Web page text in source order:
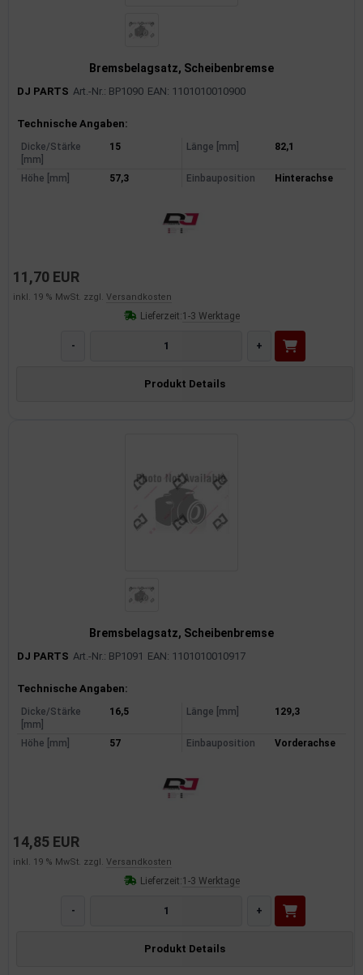
Bremsbelagsatz, Scheibenbremse
DJ PARTS Art.-Nr.: BP1090 EAN: 1101010010900
Produktinformationen
Technische Angaben:
Dicke/Stärke
[mm]
15 Länge [mm] 82,1
Höhe [mm] 57,3 Einbauposition Hinterachse
11,70 EUR
inkl. 19 % MwSt. zzgl. Versandkosten
Lieferzeit:1-3 Werktage
- +
Produkt Details
Bremsbelagsatz, Scheibenbremse
DJ PARTS Art.-Nr.: BP1091 EAN: 1101010010917
Produktinformationen
Technische Angaben:
Dicke/Stärke
[mm]
16,5 Länge [mm] 129,3
Höhe [mm] 57 Einbauposition Vorderachse
14,85 EUR
inkl. 19 % MwSt. zzgl. Versandkosten
Lieferzeit:1-3 Werktage
- +
Produkt Details